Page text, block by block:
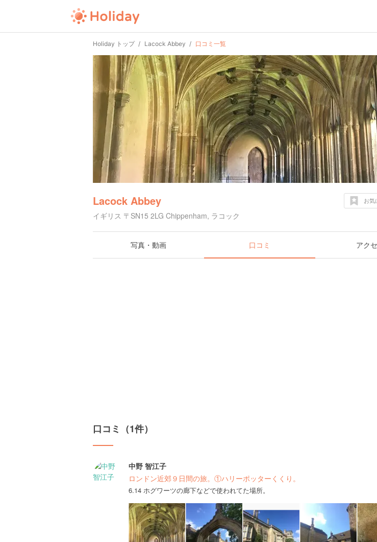
Holiday トップ Lacock Abbey 口コミ一覧
Lacock Abbey
イギリス 〒SN15 2LG Chippenham, ラコック
お気
写真・動画 口コミ アク
口コミ（1件）
中野 智江子
ロンドン近郊９日間の旅。①ハリーポッターくくり。
6.14 ホグワーツの廊下などで使われてた場所。